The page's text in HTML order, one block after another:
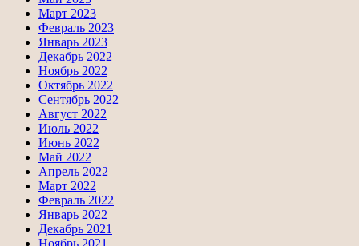
Март 2023
Февраль 2023
Январь 2023
Декабрь 2022
Ноябрь 2022
Октябрь 2022
Сентябрь 2022
Август 2022
Июль 2022
Июнь 2022
Май 2022
Апрель 2022
Март 2022
Февраль 2022
Январь 2022
Декабрь 2021
Ноябрь 2021